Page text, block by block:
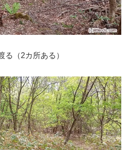
る（2カ所ある）